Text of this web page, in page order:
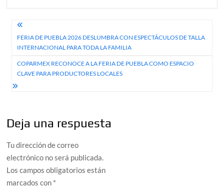
Navegación
de
entradas
FERIA DE PUEBLA 2026 DESLUMBRA CON ESPECTÁCULOS DE TALLA
INTERNACIONAL PARA TODA LA FAMILIA
COPARMEX RECONOCE A LA FERIA DE PUEBLA COMO ESPACIO
CLAVE PARA PRODUCTORES LOCALES
Deja una respuesta
Tu dirección de correo
electrónico no será publicada.
Los campos obligatorios están
marcados con *